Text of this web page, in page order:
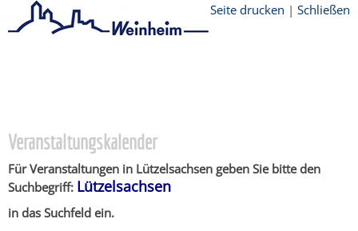
Seite drucken | Schließen
Veranstaltungskalender
Für Veranstaltungen in Lützelsachsen geben Sie bitte den
Suchbegriff: Lützelsachsen
in das Suchfeld ein.